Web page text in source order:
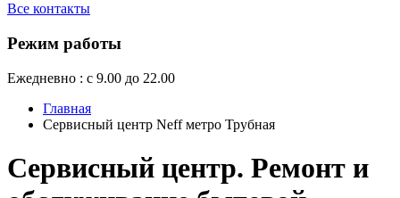
Все контакты
Режим работы
Ежедневно : с 9.00 до 22.00
Главная
Сервисный центр Neff метро Трубная
Сервисный центр. Ремонт и